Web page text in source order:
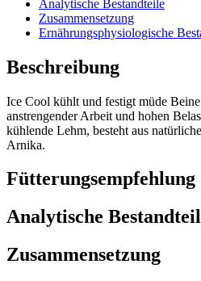
Analytische Bestandteile
Zusammensetzung
Ernährungsphysiologische
Beschreibung
Ice Cool kühlt und festigt müde
anstrengender Arbeit und hohen
kühlende Lehm, besteht aus
Arnika.
Fütterungsempfehlung
Analytische
Zusammensetzung